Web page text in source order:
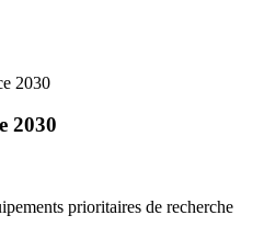
2030
2030
prioritaires de recherche